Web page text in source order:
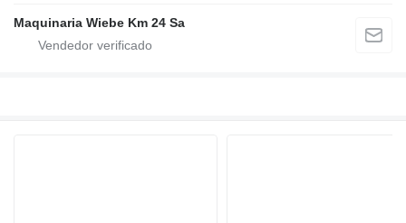
Maquinaria Wiebe Km 24 Sa